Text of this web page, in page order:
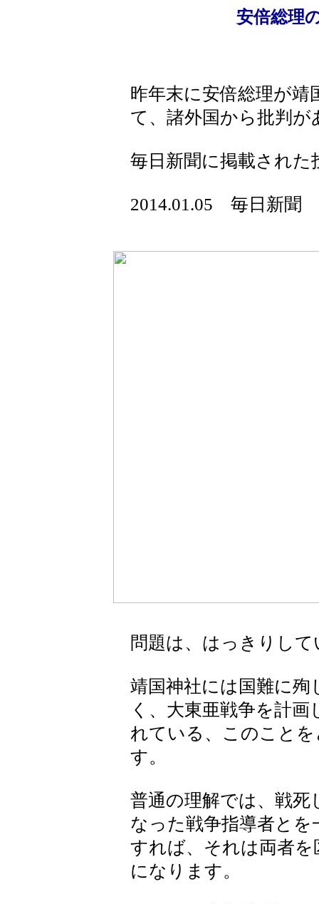
安倍総理
昨年末に安倍総理が
て、諸外国から批判が
毎日新聞に掲載され
2014.01.05 毎日新聞
問題は、はっきりして
靖国神社には国難に
く、大東亜戦争を計
れている、このこと
す。
普通の理解では、戦死
なった戦争指導者と
すれば、それは両者
になります。